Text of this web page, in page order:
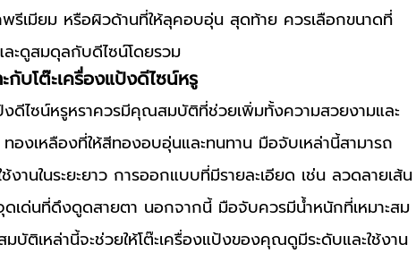
รีเมียม หรือผิวด้านที่ให้ลุคอบอุ่น สุดท้าย ควรเลือกขนาดที่
ะดูสมดุลกับดีไซน์โดยรวม
บโต๊ะเครื่องแป้งดีไซน์หรู
งเหลืองที่ให้สีทองอบอุ่นและทนทาน มือจับเหล่านี้สามารถ
งานในระยะยาว การออกแบบที่มีรายละเอียด เช่น ลวดลายเส้น
เด่นที่ดึงดูดสายตา นอกจากนี้ มือจับควรมีน้ำหนักที่เหมาะสม
ติเหล่านี้จะช่วยให้โต๊ะเครื่องแป้งของคุณดูมีระดับและใช้งาน